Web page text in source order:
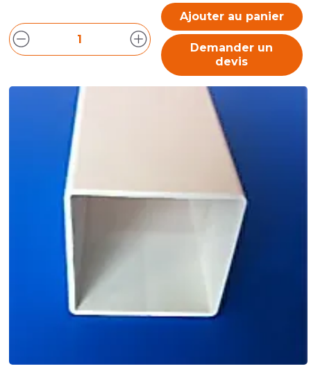
Ajouter au panier
Demander un
devis